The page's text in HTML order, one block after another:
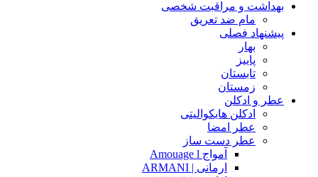
بهداشت و مراقبت شخصی
مام ضد تعریق
پیشنهاد فصلی
بهار
پاییز
تابستان
زمستان
عطر و ادکلن
ادکلن هایکوالیتی
عطر امضا
عطر دست ساز
آمواج Amouage l
ارمانی | ARMANI